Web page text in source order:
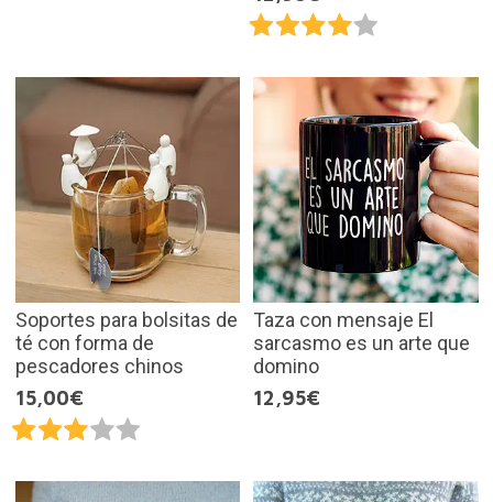
Soportes para bolsitas de
té con forma de
pescadores chinos
15,00€
Taza con mensaje El
sarcasmo es un arte que
domino
12,95€